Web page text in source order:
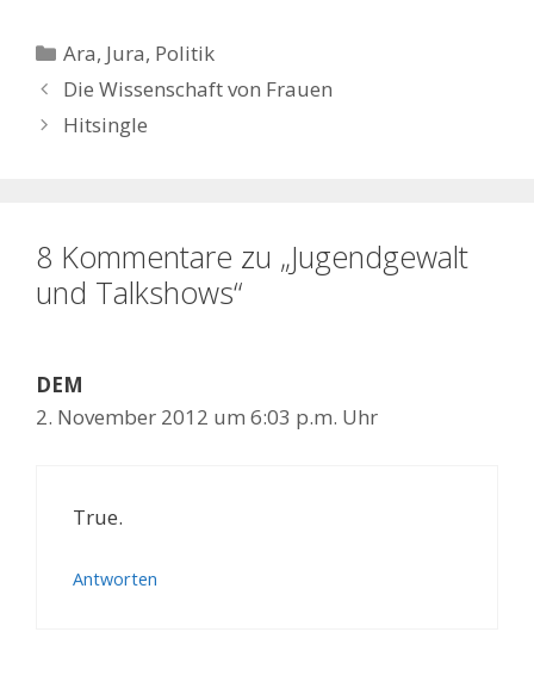
Kategorien
Ara, Jura, Politik
Die Wissenschaft von Frauen
Hitsingle
8 Kommentare zu „Jugendgewalt
und Talkshows“
DEM
2. November 2012 um 6:03 p.m. Uhr
True.
Antworten